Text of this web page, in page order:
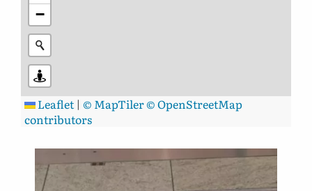
−
Leaflet | © MapTiler© OpenStreetMap
contributors